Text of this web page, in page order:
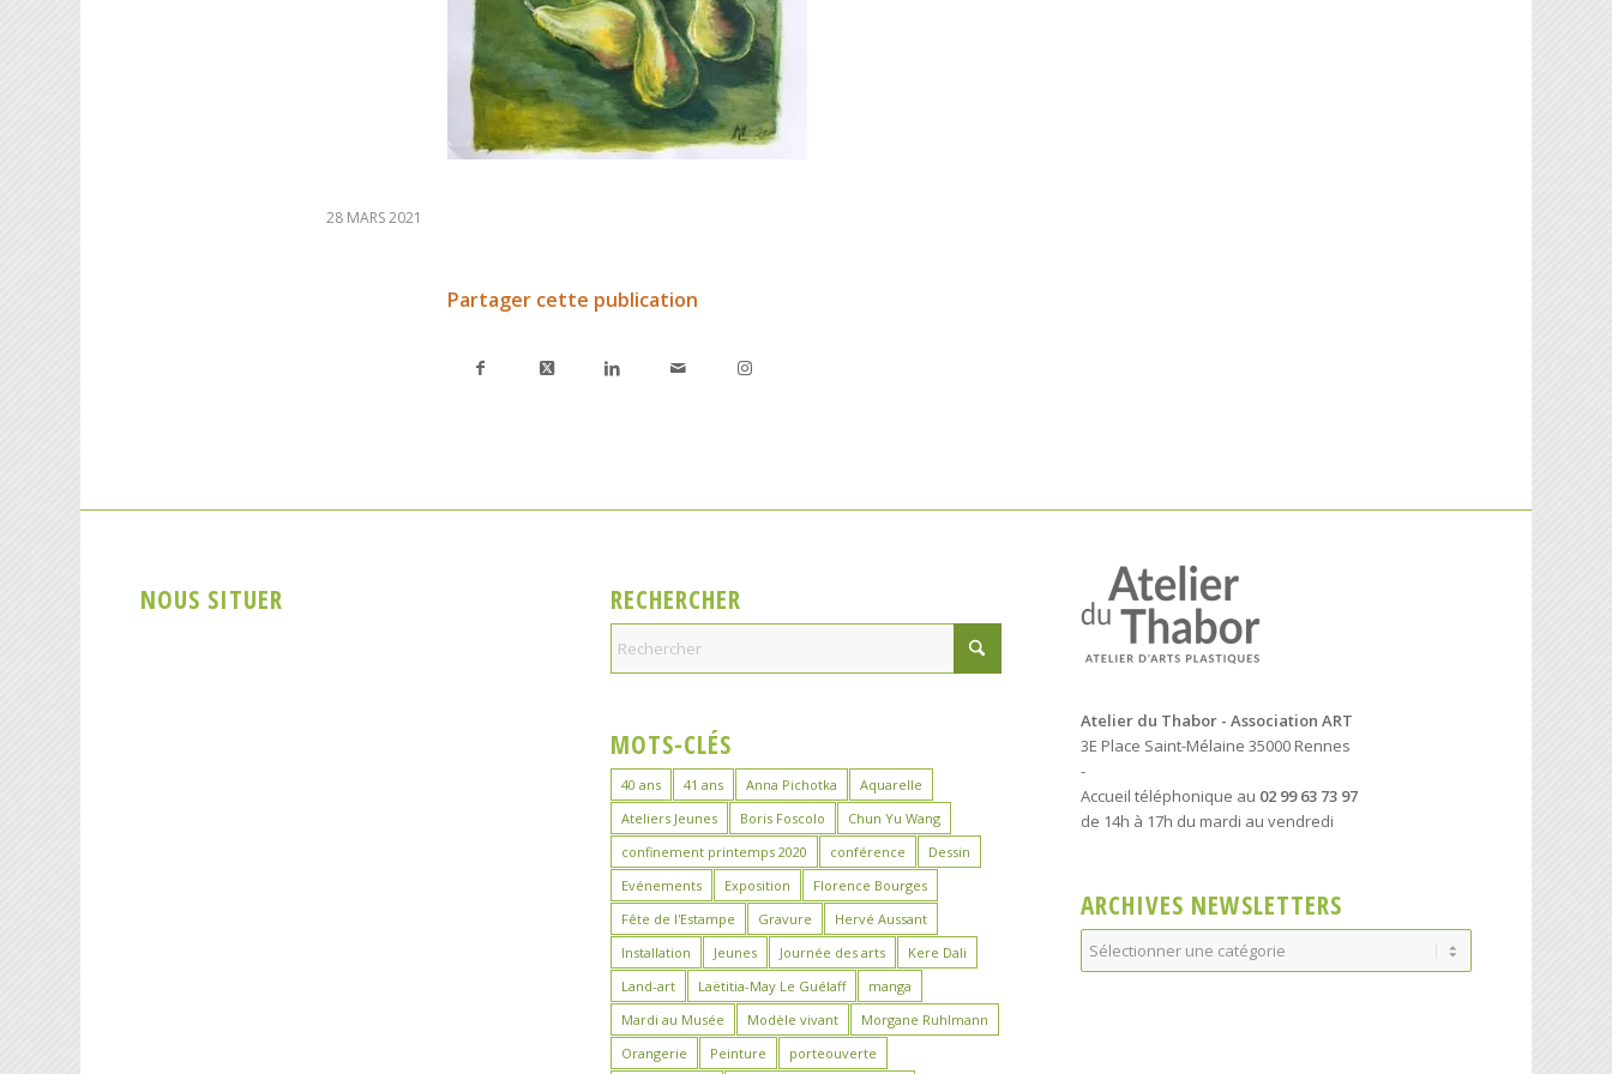
28 MARS 2021
Partager cette publication
NOUS SITUER RECHERCHER
MOTS-CLÉS
40 ans 41 ans Anna Pichotka
Aquarelle
Ateliers Jeunes
Boris Foscolo
Chun Yu Wang
confinement printemps 2020
conférence
Dessin
Evénements
Exposition
Florence Bourges
Fête de l'Estampe
Gravure
Hervé Aussant
Installation
Jeunes Journée des arts
Kere Dali
Land-art
Laëtitia-May Le Guélaff
manga
Mardi au Musée
Modèle vivant
Morgane Ruhlmann
Orangerie
Peinture porteouverte
Atelier du Thabor - Association ART
3E Place Saint-Mélaine 35000 Rennes
-
Accueil téléphonique au 02 99 63 73 97
de 14h à 17h du mardi au vendredi
ARCHIVES NEWSLETTERS
Archives
Newsletters